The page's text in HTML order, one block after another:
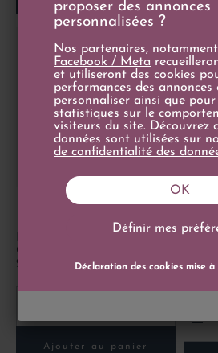
49,90 €
Chave Crozes-Hermitage
2023
Ajouter au panier
Prix
Prix
16,80
-
proposer des annonces
personnalisées ?
Nos partenaires, notamment
Facebook / Meta
et utiliseront des cookies
performances des annonces
personnaliser ainsi que
statistiques sur le
visiteurs du site. Découvrez
données sont utilisées sur
de confidentialité des
Définir mes
OK
Déclaration des cookies mise